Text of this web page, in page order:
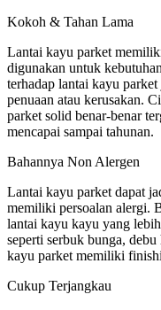
Kokoh & Tahan Lama
Lantai kayu parket
digunakan untuk
terhadap lantai kayu
penuaan atau kerusakan.
parket solid benar-benar
mencapai sampai tahunan.
Bahannya Non Alergen
Lantai kayu parket dapat
memiliki persoalan alergi.
lantai kayu kayu yang
seperti serbuk bunga,
kayu parket memiliki
Cukup Terjangkau